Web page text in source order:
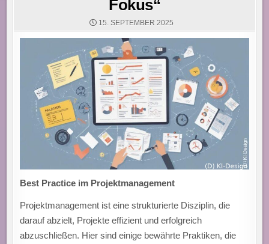
Fokus“
15. SEPTEMBER 2025
Best Practice im Projektmanagement
Projektmanagement ist eine strukturierte Disziplin, die
darauf abzielt, Projekte effizient und erfolgreich
abzuschließen. Hier sind einige bewährte Praktiken, die